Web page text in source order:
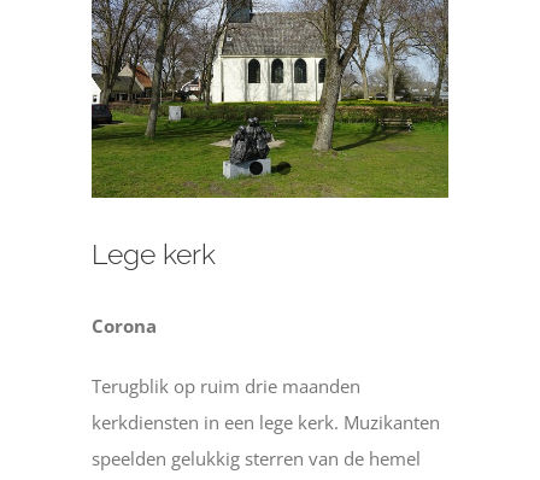
Lege kerk
Corona
Terugblik op ruim drie maanden
kerkdiensten in een lege kerk. Muzikanten
speelden gelukkig sterren van de hemel